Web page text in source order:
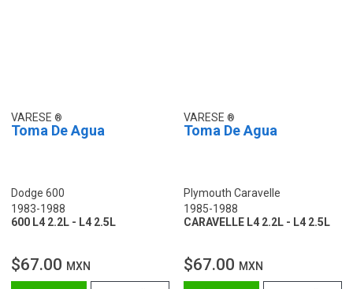
VARESE
Toma De Agua
Dodge 600
1983-1988
600 L4 2.2L - L4 2.5L
$67.00 MXN
VARESE
Toma De Agua
Plymouth Caravelle
1985-1988
CARAVELLE L4 2.2L - L4 2.5L
$67.00 MXN